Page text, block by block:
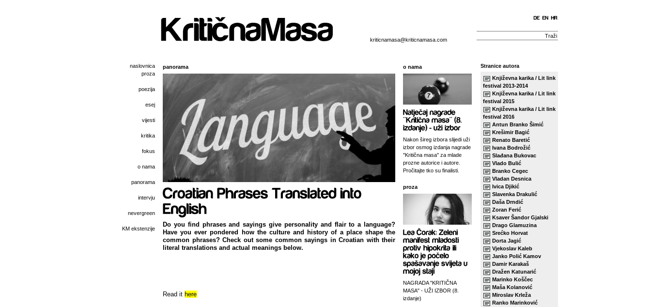
kriticnamasa@kriticnamasa.com
naslovnica
proza
poezija
esej
vijesti
kritika
fokus
o nama
panorama
intervju
nevergreen
KM ekstenzije
panorama
Do you find phrases and sayings give personality and flair to a language?
Have you ever pondered how the culture and history of a place shape the
common phrases? Check out some common sayings in Croatian with their
literal translations and actual meanings below.
Read it here
o nama
Nakon šireg izbora slijedi uži
izbor osmog izdanja nagrade
''Kritična masa'' za mlade
prozne autorice i autore.
Pročitajte tko su finalisti.
proza
NAGRADA "KRITIČNA
MASA" - UŽI IZBOR (8.
izdanje)
Stranice autora
Književna karika / Lit link
festival 2013-2014
Književna karika / Lit link
festival 2015
Književna karika / Lit link
festival 2016
Antun Branko Šimić
Krešimir Bagić
Renato Baretić
Ivana Bodrožić
Slađana Bukovac
Vlado Bulić
Branko Cegec
Vladan Desnica
Ivica Djikić
Slavenka Drakulić
Daša Drndić
Zoran Ferić
Ksaver Šandor Gjalski
Drago Glamuzina
Srećko Horvat
Dorta Jagić
Vjekoslav Kaleb
Janko Polić Kamov
Damir Karakaš
Dražen Katunarić
Marinko Koščec
Maša Kolanović
Miroslav Krleža
Ranko Marinković